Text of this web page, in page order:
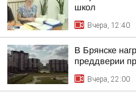
школ
Вчера, 12:40
В Брянске
преддверии
Вчера, 22:00